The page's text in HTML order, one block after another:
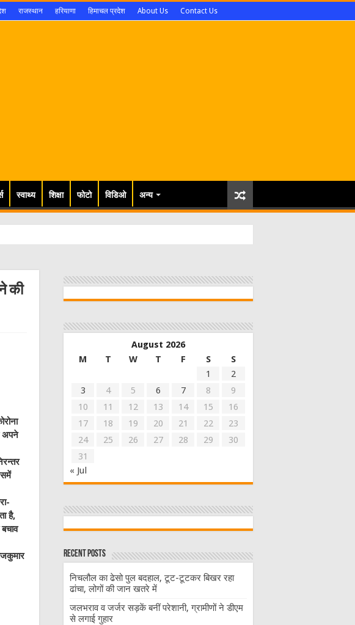
राजस्थान हरियाणा हिमाचल प्रदेश About Us Contact Us
स्वाथ्य शिक्षा फोटो विडिओ अन्य
की
अपने
है,
August 2026
M
T W T F S
S
1
2
3
4 5 6 7 8
9
10
11 12 13 14 15
16
17
18 19 20 21 22
23
24
25 26 27 28 29
30
31
« Jul
Recent Posts
निचलौल का ढेसो पुल बदहाल, टूट-टूटकर बिखर रहा
ढांचा, लोगों की जान खतरे में
जलभराव व जर्जर सड़कें बनीं परेशानी, ग्रामीणों ने डीएम
से लगाई गुहार